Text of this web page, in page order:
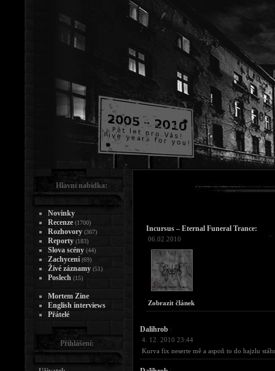
Incursus – Eternal Funeral Trance:
06.02.2010
Zobrazit článek
Dalihrob
4. 12. 2010 23:44
Kurva fix neserte mě a aspoň to do hajzlu
Hlavní nabídka:
Novinky
Recenze (1700)
Rozhovory (367)
Reporty (183)
Slova scény (44)
Zachycení (69)
Živé záznamy (51)
Poslech (15)
Mortem Zine
English interviews
Přátelé
Přihlášení: